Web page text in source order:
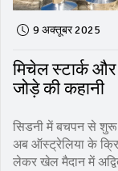
9 अक्तूबर 2025
मिचेल स्टार्क
जोड़े की कहानी
सिडनी में बचपन से शुरू
अब ऑस्ट्रेलिया के
लेकर खेल मैदान में